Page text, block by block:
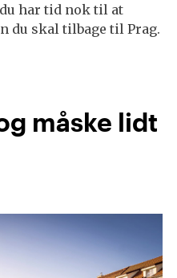
har tid nok til at
du skal tilbage til Prag.
måske lidt